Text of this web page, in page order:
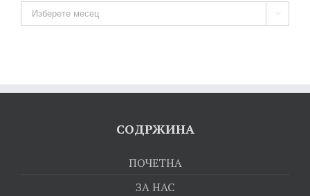

СОДРЖИНА
ПОЧЕТНА
ЗА НАС